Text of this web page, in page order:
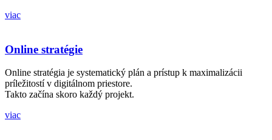
viac
Online stratégie
Online stratégia je systematický plán a prístup k maximalizácii
príležitostí v digitálnom priestore.
Takto začína skoro každý projekt.
viac